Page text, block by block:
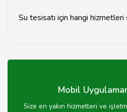
Su tesisatı için hangi hizmetleri
bakım hizmetleri sunuyoruz.
Mobil
Size en yakın hizmetleri ve